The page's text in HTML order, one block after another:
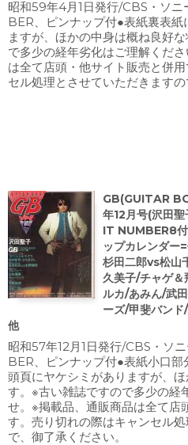
昭和59年4月1日発行/CBS・ソ
BER、ピンナップ付●表紙裏表紙
ますが、ほかの中身は概ね良好
で多少の経年劣化はご理解くだ
は全て店頭・他サイト販売と併
セル処理とさせていただきますの
GB(GUITAR
年12月号(沢田
IT NUMBER8
ップカレンダー
杉田二郎vs松山
久美子/チャゲ＆
ルカ/あみん/武
ーズ/甲斐バン
他
昭和57年12月1日発行/CBS・ソ
BER、ピンナップ付●表紙小口
頭頁にヤケシミがありますが、
す。※古い雑誌ですので多少の経
せ。※掲載品、通販商品は全て店
す。売り切れの際はキャンセル
で、御了承ください。